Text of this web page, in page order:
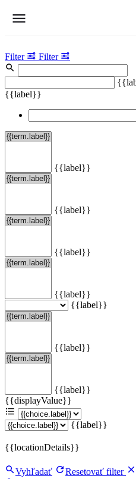
Filter Filter
{{label}}
{{label}}
{{label}}
{{label}}
{{label}}
{{label}}
{{label}}
{{label}}
{{displayValue}}
{{label}}
{{locationDetails}}
Vyhľadať
Resetovať filter